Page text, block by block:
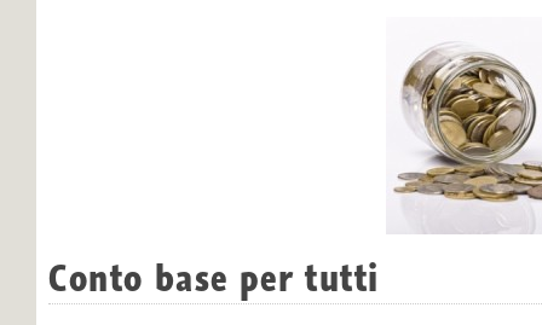
Conto base per tutti